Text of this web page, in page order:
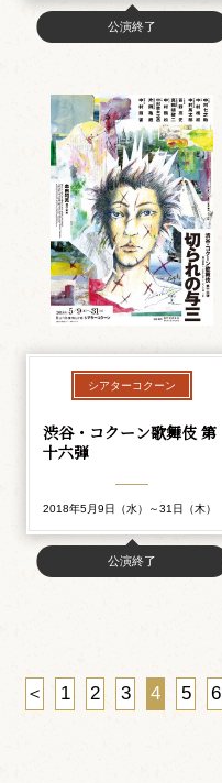
公演終了
シアターコクーン
渋谷・コクーン歌舞伎 第
十六弾
2018年5月9日（水）～31日（木）
公演終了
＜ 1 2 3 4 5 6